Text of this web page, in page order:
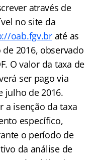
através de
no site da
oab.fgv.braté as
2016, observado
O valor da taxa de
ser pago via
julho de 2016.
a isenção da taxa
específico,
o período de
da análise de